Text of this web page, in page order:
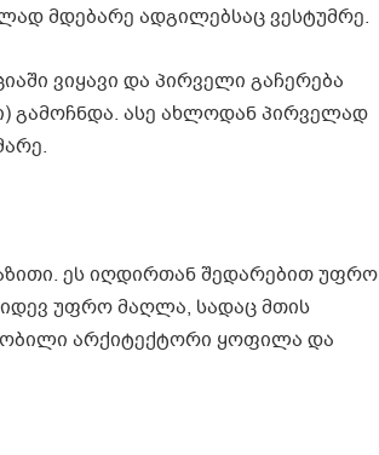
მდებარე ადგილებსაც ვესტუმრე.
ვიყავი და პირველი გაჩერება
გამოჩნდა. ასე ახლოდან პირველად
ეს იღდირთან შედარებით უფრო
უფრო მაღლა, სადაც მთის
არქიტექტორი ყოფილა და